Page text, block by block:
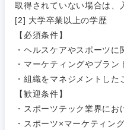
取得されていない場合は、
[2] 大学卒業以上の学歴
【必須条件】
・ヘルスケアやスポーツ
・マーケティングやブラ
・組織をマネジメントした
【歓迎条件】
・スポーツテック業界にお
・スポーツ×マーケティン
技術職
Webサー
ビス・制
作、ゲー
ム
技術職
（モノづ
くり）
金融専門職
メディカル
不動産専門職
建設・施工管理
事務職
IT・通信
WEBサービス
コンサル・シンク
広告・宣伝・印刷
関東地方
茨城県
完全週休2日制